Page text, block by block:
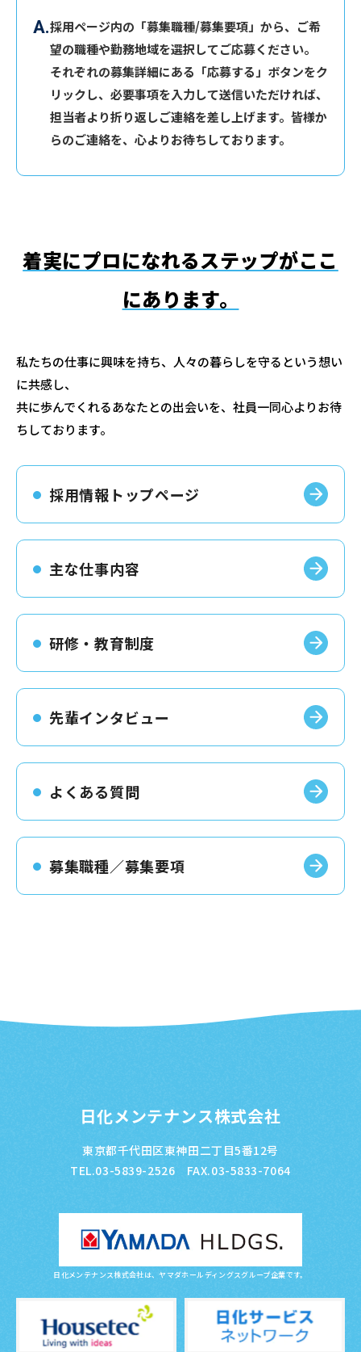
採用ページ内の「募集職種/募集要項」から、ご希
望の職種や勤務地域を選択してご応募ください。
それぞれの募集詳細にある「応募する」ボタンをク
リックし、必要事項を入力して送信いただければ、
担当者より折り返しご連絡を差し上げます。皆様か
らのご連絡を、心よりお待ちしております。
着実にプロになれるステップがここ
にあります。
私たちの仕事に興味を持ち、人々の暮らしを守るという想い
に共感し、
共に歩んでくれるあなたとの出会いを、社員一同心よりお待
ちしております。
採用情報トップページ
主な仕事内容
研修・教育制度
先輩インタビュー
よくある質問
募集職種／募集要項
日化メンテナンス株式会社
東京都千代田区東神田二丁目5番12号
TEL.03-5839-2526 FAX.03-5833-7064
日化メンテナンス株式会社は、ヤマダホールディングスグループ企業です。